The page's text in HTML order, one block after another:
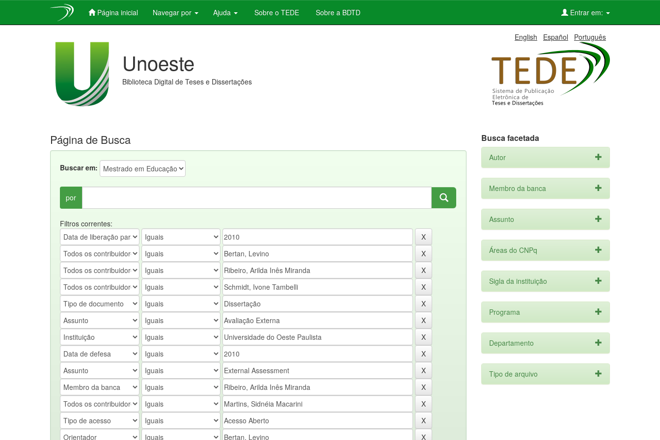
Página inicial Navegar por Ajuda Sobre o TEDE Sobre a BDTD Entrar em:
English Español Português
Unoeste
Biblioteca Digital de Teses e Dissertações
Página de Busca
Buscar em:
por
Filtros correntes:
Busca facetada
Autor
Membro da banca
Assunto
Áreas do CNPq
Sigla da instituição
Programa
Departamento
Tipo de arquivo